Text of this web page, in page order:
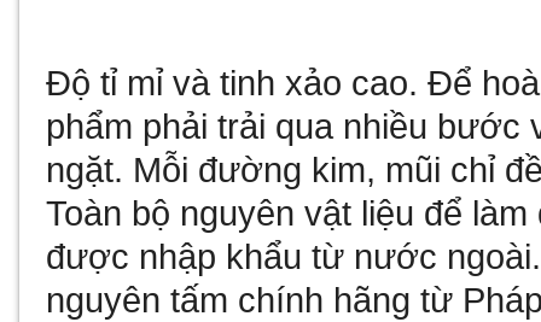
Độ tỉ mỉ và tinh xảo cao. Để
phẩm phải trải qua nhiều bước
ngặt. Mỗi đường kim, mũi chỉ
Toàn bộ nguyên vật liệu để
được nhập khẩu từ nước
nguyên tấm chính hãng từ